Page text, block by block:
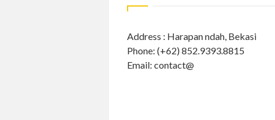
Address : Harapan ndah, Bekasi
Phone: (+62) 852.9393.8815
Email: contact@